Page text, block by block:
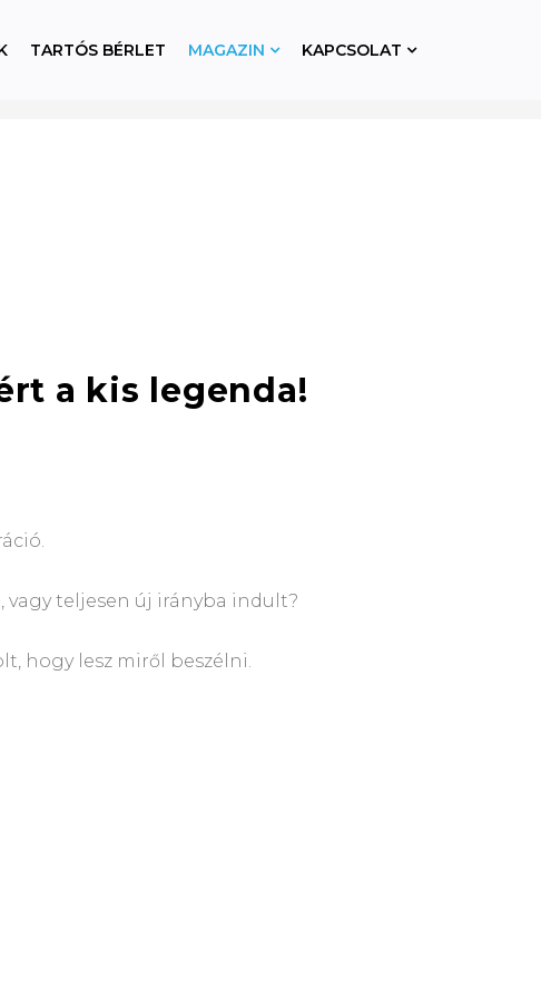
TARTÓS BÉRLET MAGAZIN KAPCSOLAT
a kis legenda!
vagy teljesen új irányba indult?
hogy lesz miről beszélni.